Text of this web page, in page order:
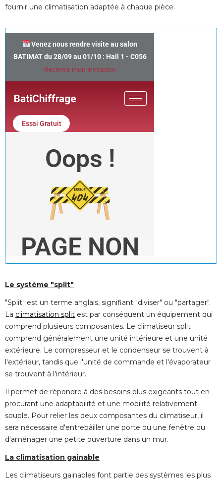
fournir une climatisation adaptée à chaque pièce.
Le système "split"
"Split" est un terme anglais, signifiant "diviser" ou "partager".
La climatisation split est par conséquent un équipement qui
comprend plusieurs composantes. Le climatiseur split
comprend généralement une unité intérieure et une unité
extérieure. Le compresseur et le condenseur se trouvent à
l'extérieur, tandis que l'unité de commande et l'évaporateur
se trouvent à l'intérieur.
Il permet de répondre à des besoins plus exigeants tout en
procurant une adaptabilité et une mobilité relativement
souple. Pour relier les deux composantes du climatiseur, il
sera nécessaire d'entrebâiller une porte ou une fenêtre ou
d'aménager une petite ouverture dans un mur.
La climatisation gainable
Les climatiseurs gainables font partie des systèmes les plus